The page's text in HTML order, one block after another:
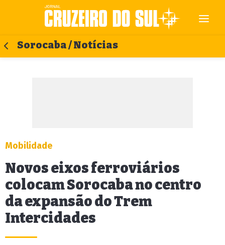
Sorocaba / Notícias
Mobilidade
Novos eixos ferroviários
colocam Sorocaba no centro
da expansão do Trem
Intercidades